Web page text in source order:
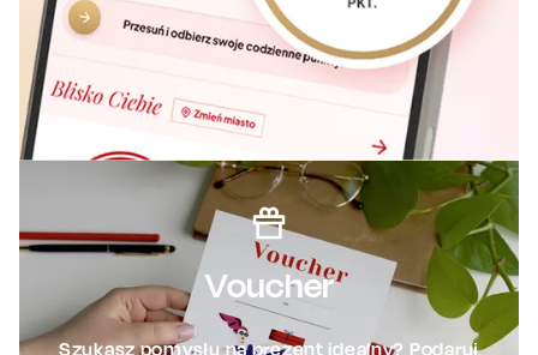
Voucher
Szukasz pomysłu na prezent idealny? Podaruj